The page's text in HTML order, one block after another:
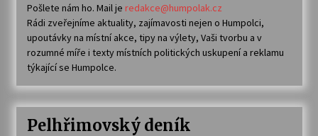
Pošlete nám ho. Mail je redakce@humpolak.cz
Rádi zveřejníme aktuality, zajímavosti nejen o Humpolci,
upoutávky na místní akce, tipy na výlety, Vaši tvorbu a v
rozumné míře i texty místních politických uskupení a reklamu
týkající se Humpolce.
Pelhřimovský deník